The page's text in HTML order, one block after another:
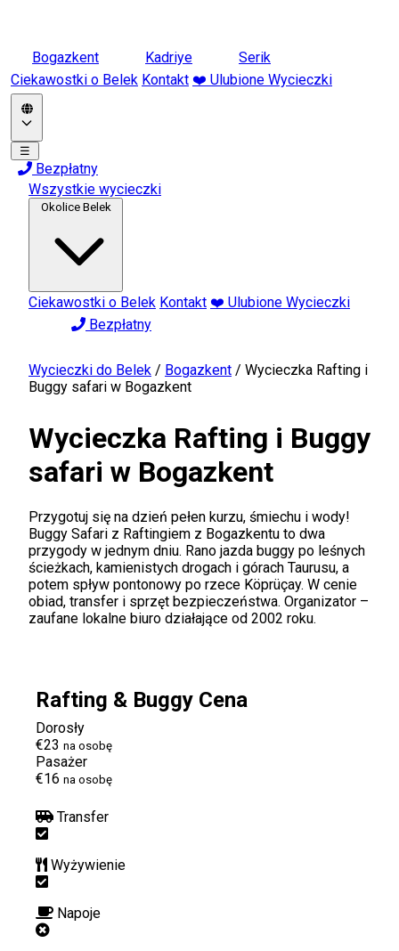
Bogazkent Kadriye
Serik
Ciekawostki o Belek Kontakt ❤️ Ulubione Wycieczki
☰
Bezpłatny
Wszystkie wycieczki
Okolice Belek
Ciekawostki o Belek Kontakt ❤️ Ulubione Wycieczki
Bezpłatny
Wycieczki do Belek / Bogazkent / Wycieczka Rafting i
Buggy safari w Bogazkent
Wycieczka Rafting i Buggy
safari w Bogazkent
Przygotuj się na dzień pełen kurzu, śmiechu i wody!
Buggy Safari z Raftingiem z Bogazkentu to dwa
przygody w jednym dniu. Rano jazda buggy po leśnych
ścieżkach, kamienistych drogach i górach Taurusu, a
potem spływ pontonowy po rzece Köprüçay. W cenie
obiad, transfer i sprzęt bezpieczeństwa. Organizator –
zaufane lokalne biuro działające od 2002 roku.
Rafting & Buggy Cena
Dorosły
€23 na osobę
Pasażer
€16 na osobę
Transfer
Wyżywienie
Napoje